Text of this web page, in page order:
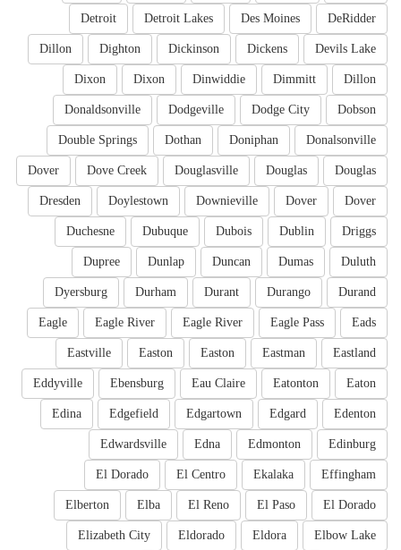
DeRidder
Des Moines
Detroit Lakes
Detroit
Devils Lake
Dickens
Dickinson
Dighton
Dillon
Dillon
Dimmitt
Dinwiddie
Dixon
Dixon
Dobson
Dodge City
Dodgeville
Donaldsonville
Donalsonville
Doniphan
Dothan
Double Springs
Douglas
Douglas
Douglasville
Dove Creek
Dover
Dover
Dover
Downieville
Doylestown
Dresden
Driggs
Dublin
Dubois
Dubuque
Duchesne
Duluth
Dumas
Duncan
Dunlap
Dupree
Durand
Durango
Durant
Durham
Dyersburg
Eads
Eagle Pass
Eagle River
Eagle River
Eagle
Eastland
Eastman
Easton
Easton
Eastville
Eaton
Eatonton
Eau Claire
Ebensburg
Eddyville
Edenton
Edgard
Edgartown
Edgefield
Edina
Edinburg
Edmonton
Edna
Edwardsville
Effingham
Ekalaka
El Centro
El Dorado
El Dorado
El Paso
El Reno
Elba
Elberton
Elbow Lake
Eldora
Eldorado
Elizabeth City